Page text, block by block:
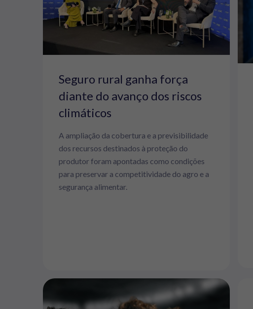
Seguro rural ganha força
diante do avanço dos riscos
climáticos
A ampliação da cobertura e a previsibilidade
dos recursos destinados à proteção do
produtor foram apontadas como condições
para preservar a competitividade do agro e a
segurança alimentar.